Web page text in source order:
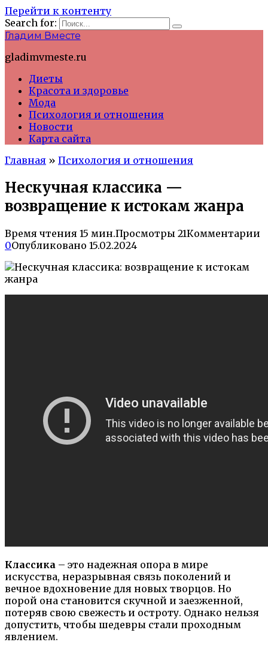
Перейти к контенту
Search for:
Гладим Вместе
gladimvmeste.ru
Диеты
Красота и здоровье
Мода
Психология и отношения
Новости
Карта сайта
Главная » Психология и отношения
Нескучная классика —
возвращение к истокам жанра
Время чтения 15 мин.Просмотры 21Комментарии
0Опубликовано 15.02.2024
Классика – это надежная опора в мире
искусства, неразрывная связь поколений и
вечное вдохновение для новых творцов. Но
порой она становится скучной и заезженной,
потеряв свою свежесть и остроту. Однако нельзя
допустить, чтобы шедевры стали проходным
явлением.